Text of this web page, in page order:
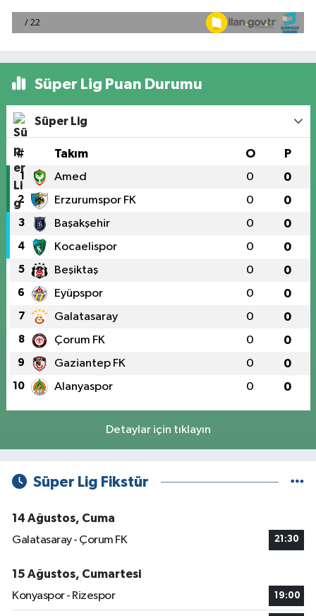
Süper Lig Puan Durumu
Süper Lig
# Takım O P
1 Amed 0 0
2 Erzurumspor FK 0 0
3 Başakşehir 0 0
4 Kocaelispor 0 0
5 Beşiktaş 0 0
6 Eyüpspor 0 0
7 Galatasaray 0 0
8 Çorum FK 0 0
9 Gaziantep FK 0 0
10 Alanyaspor 0 0
Detaylar için tıklayın
Süper Lig Fikstür
14 Ağustos, Cuma
Galatasaray - Çorum FK
21:30
15 Ağustos, Cumartesi
Konyaspor - Rizespor
19:00